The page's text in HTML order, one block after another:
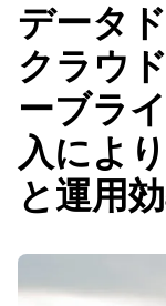
データ
クラウ
ーブラ
入によ
と運用